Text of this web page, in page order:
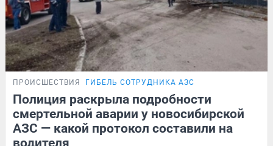
ПРОИСШЕСТВИЯ ГИБЕЛЬ СОТРУДНИКА АЗС
Полиция раскрыла подробности
смертельной аварии у новосибирской
АЗС — какой протокол составили на
водителя